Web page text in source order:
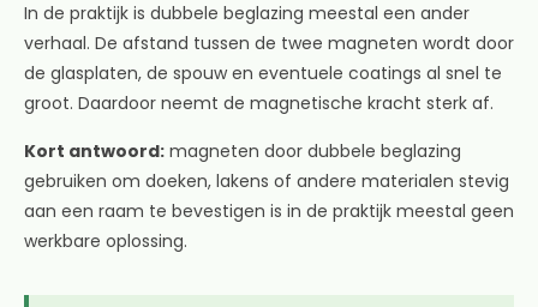
In de praktijk is dubbele beglazing meestal een ander
verhaal. De afstand tussen de twee magneten wordt door
de glasplaten, de spouw en eventuele coatings al snel te
groot. Daardoor neemt de magnetische kracht sterk af.
Kort antwoord: magneten door dubbele beglazing
gebruiken om doeken, lakens of andere materialen stevig
aan een raam te bevestigen is in de praktijk meestal geen
werkbare oplossing.